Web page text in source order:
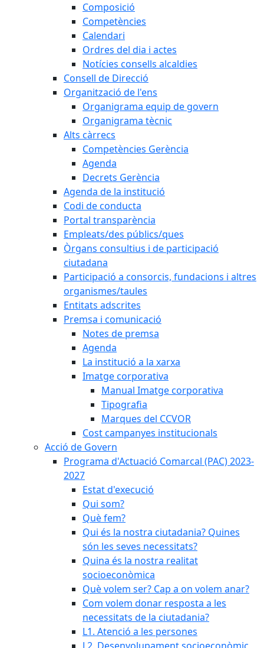
Composició
Competències
Calendari
Ordres del dia i actes
Notícies consells alcaldies
Consell de Direcció
Organització de l'ens
Organigrama equip de govern
Organigrama tècnic
Alts càrrecs
Competències Gerència
Agenda
Decrets Gerència
Agenda de la institució
Codi de conducta
Portal transparència
Empleats/des públics/ques
Òrgans consultius i de participació
ciutadana
Participació a consorcis, fundacions i altres
organismes/taules
Entitats adscrites
Premsa i comunicació
Notes de premsa
Agenda
La institució a la xarxa
Imatge corporativa
Manual Imatge corporativa
Tipografia
Marques del CCVOR
Cost campanyes institucionals
Acció de Govern
Programa d'Actuació Comarcal (PAC) 2023-
2027
Estat d'execució
Qui som?
Què fem?
Qui és la nostra ciutadania? Quines
són les seves necessitats?
Quina és la nostra realitat
socioeconòmica
Què volem ser? Cap a on volem anar?
Com volem donar resposta a les
necessitats de la ciutadania?
L1. Atenció a les persones